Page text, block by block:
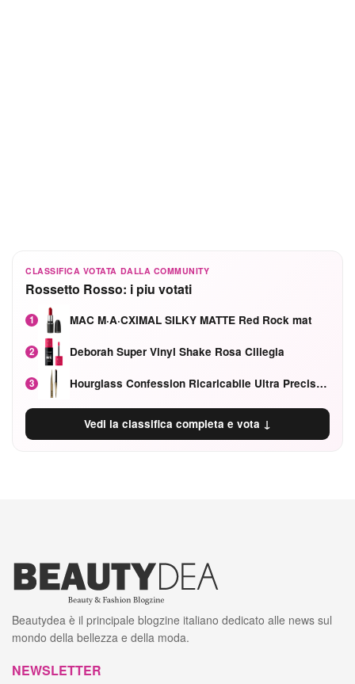
CLASSIFICA VOTATA DALLA COMMUNITY
Rossetto Rosso: i piu votati
1 MAC M·A·CXIMAL SILKY MATTE Red Rock mat
2 Deborah Super Vinyl Shake Rosa Ciliegia
3 Hourglass Confession Ricaricabile Ultra Preciso Ad Alta Intensità Secretly Classic Red
Vedi la classifica completa e vota ↓
Beautydea è il principale blogzine italiano dedicato alle news sul
mondo della bellezza e della moda.
NEWSLETTER